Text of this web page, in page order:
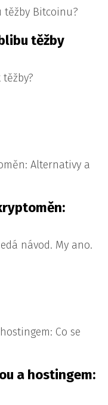
těžby
návod. My ano.
a hostingem: